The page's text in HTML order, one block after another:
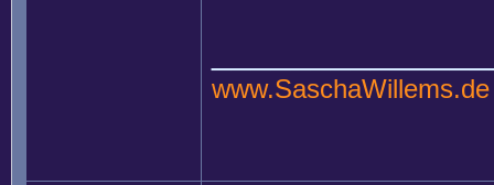
www.SaschaWillems.de